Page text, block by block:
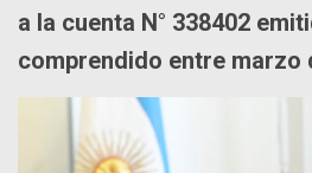
a la cuenta N° 338402
comprendido entre marzo